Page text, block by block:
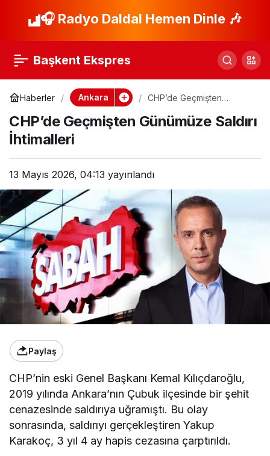
🎧 Radyo Daldal Hemen Dinle 🎶
Başkent Ekspres
Haberler Ankara
CHP’de Geçmişten
İhtimalleri
CHP’de Geçmişten Günümüze Saldırı
İhtimalleri
13 Mayıs 2026, 04:13 yayınlandı
Paylaş
CHP’nin eski Genel Başkanı Kemal Kılıçdaroğlu,
2019 yılında Ankara’nın Çubuk ilçesinde bir şehit
cenazesinde saldırıya uğramıştı. Bu olay
sonrasında, saldırıyı gerçekleştiren Yakup
Karakoç, 3 yıl 4 ay hapis cezasına çarptırıldı.
Bebek Katili C.Ç.
Yaşandı?
Paylaş